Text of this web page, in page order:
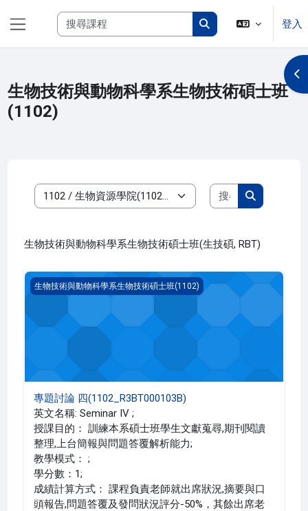
搜尋課程
搜尋課程
登入
生物技術與動物科學系生物技術碩士班
(1102)
開
課程類別
搜尋課程
搜尋課程
生物技術與動物科學系生物技術碩士班(生技碩, RBT)
專題討論 四(1102_R3BT000103B)
生物技術與動物科學系生物技術碩士班(1102)
專題討論 四(1102_R3BT000103B)
英文名稱: Seminar IV ;
授課目的： 訓練本系碩士班學生文獻蒐尋,期刊閱讀
整理,上台簡報與問題答覆解析能力;
教學模式： ;
學分數：1;
成績計算方式： 課程負責老師就出席狀況,摘要與口
頭報告,問題答覆及發問狀況評分-50%，其餘出席老